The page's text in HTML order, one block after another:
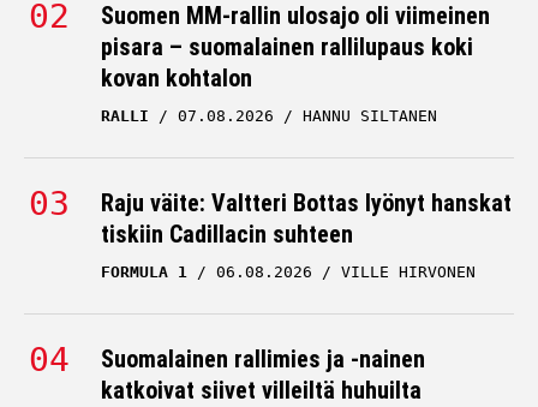
Suomen MM-rallin ulosajo oli viimeinen
pisara – suomalainen rallilupaus koki
kovan kohtalon
RALLI 07.08.2026 HANNU SILTANEN
Raju väite: Valtteri Bottas lyönyt hanskat
tiskiin Cadillacin suhteen
FORMULA 1 06.08.2026 VILLE HIRVONEN
Suomalainen rallimies ja -nainen
katkoivat siivet villeiltä huhuilta